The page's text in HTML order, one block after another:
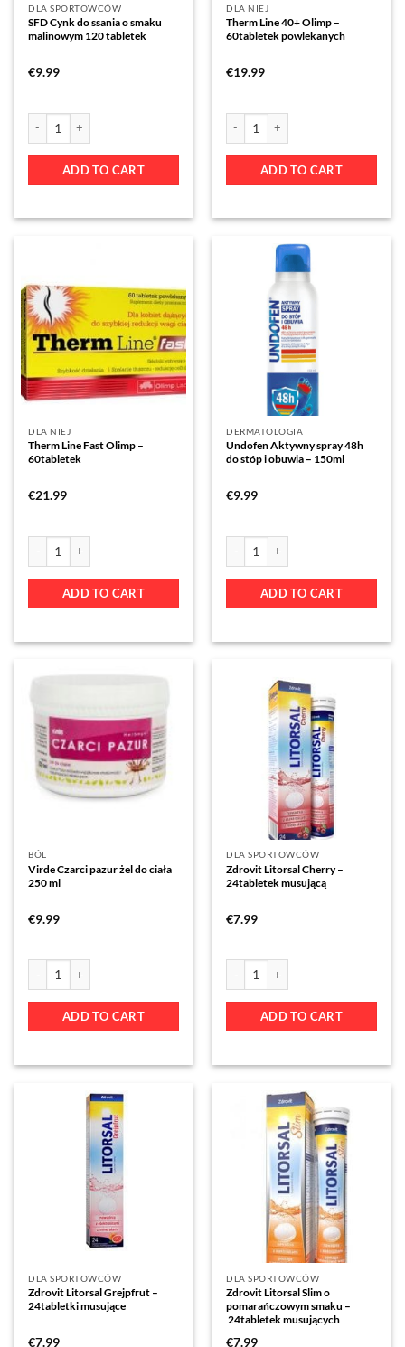
DLA SPORTOWCÓW
SFD Cynk do ssania o smaku
malinowym 120 tabletek
€9.99
ADD TO CART
DLA NIEJ
Therm Line 40+ Olimp –
60tabletek powlekanych
€19.99
ADD TO CART
DLA NIEJ
Therm Line Fast Olimp –
60tabletek
€21.99
ADD TO CART
DERMATOLOGIA
Undofen Aktywny spray 48h
do stóp i obuwia – 150ml
€9.99
ADD TO CART
BÓL
Virde Czarci pazur żel do ciała
250 ml
€9.99
ADD TO CART
DLA SPORTOWCÓW
Zdrovit Litorsal Cherry –
24tabletek musującą
€7.99
ADD TO CART
DLA SPORTOWCÓW
Zdrovit Litorsal Grejpfrut –
24tabletki musujące
€7.99
DLA SPORTOWCÓW
Zdrovit Litorsal Slim o
pomarańczowym smaku –
24tabletek musujących
€7.99